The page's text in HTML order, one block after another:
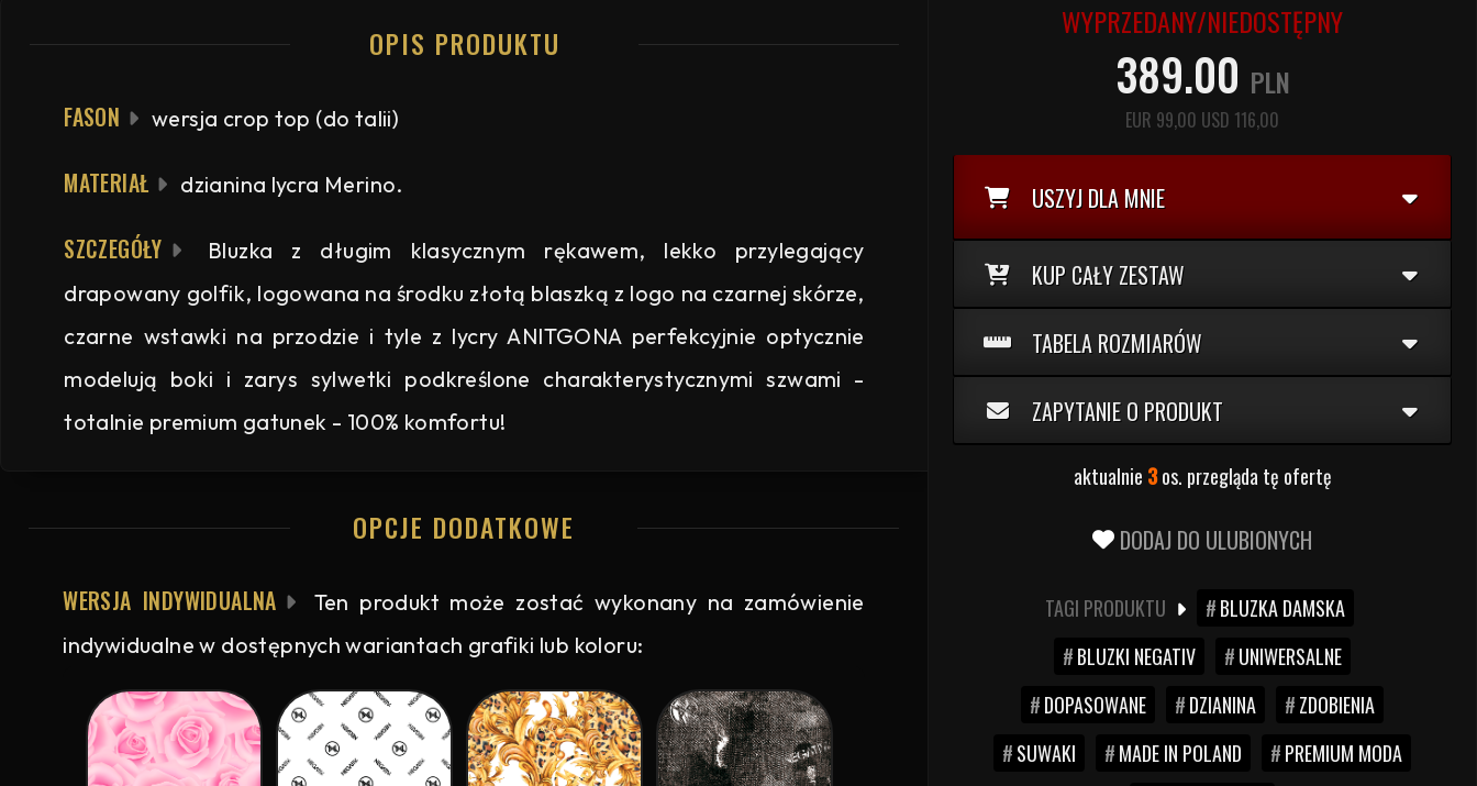
OPIS PRODUKTU
FASON wersja crop top (do talii)
MATERIAŁ dzianina lycra Merino.
SZCZEGÓŁY
Bluzka z długim klasycznym rękawem, lekko przylegający
drapowany golfik, logowana na środku złotą blaszką z logo na czarnej skórze,
czarne wstawki na przodzie i tyle z lycry ANITGONA perfekcyjnie optycznie
modelują boki i zarys sylwetki podkreślone charakterystycznymi szwami -
totalnie premium gatunek - 100% komfortu!
OPCJE DODATKOWE
WERSJA INDYWIDUALNA
Ten produkt może zostać wykonany na zamówienie
indywidualne w dostępnych wariantach grafiki lub koloru:
WYPRZEDANY/NIEDOSTĘPNY
389.00 PLN
EUR 99,00 USD 116,00
USZYJ DLA MNIE
KUP CAŁY ZESTAW
TABELA ROZMIARÓW
ZAPYTANIE O PRODUKT
aktualnie 3os. przegląda tę ofertę
DODAJ DO ULUBIONYCH
TAGI PRODUKTU
BLUZKA DAMSKA
BLUZKI NEGATIV
UNIWERSALNE
DOPASOWANE
DZIANINA
ZDOBIENIA
SUWAKI
MADE IN POLAND
PREMIUM MODA